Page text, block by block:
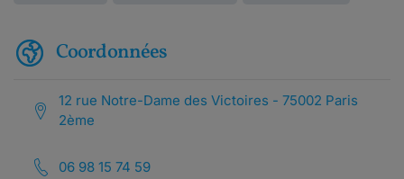
Coordonnées
12 rue Notre-Dame des Victoires - 75002 Paris
2ème
06 98 15 74 59